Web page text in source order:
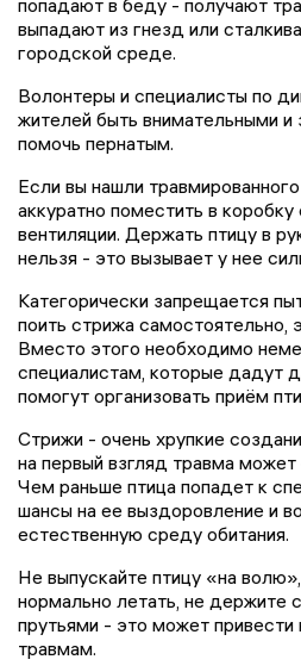
выпадают из гнезд или
городской среде.
Волонтеры и специалисты по
жителей быть внимательными и
помочь пернатым.
Если вы нашли
аккуратно поместить в
вентиляции. Держать птицу в
нельзя - это вызывает у нее
Категорически запрещается
поить стрижа самостоятельно,
Вместо этого необходимо
специалистам, которые дадут
помогут организовать приём
Стрижи - очень хрупкие
на первый взгляд травма может
Чем раньше птица попадет к
шансы на ее выздоровление и
естественную среду обитания.
Не выпускайте птицу «на
нормально летать, не держите
прутьями - это может
травмам.